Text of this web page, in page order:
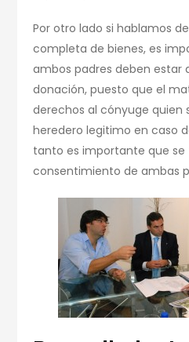
Por otro lado si hablamos
completa de bienes, es
ambos padres deben estar
donación, puesto que el
derechos al cónyuge quien
heredero legitimo en caso
tanto es importante que se
consentimiento de ambas